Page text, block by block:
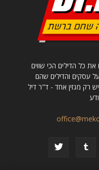
את כל הדילים הכי שווים
עסקים והדילים שהם
רק מגזין אחד - ד"ר דיל